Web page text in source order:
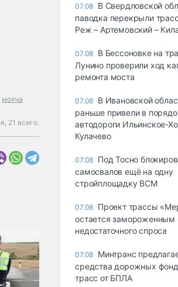
мохча
21 всего.
07.08 В Свердловской
паводка перекрыли
Реж – Артемовский –
07.08 В Бессоновке на
Лунино проверили ход
ремонта моста
07.08 В Ивановской
раньше привели в
автодороги Ильинское-
Кулачево
07.08 Под Тосно
самосвалов ещё на одну
стройплощадку ВСМ
07.08 Проект трассы
остается замороженным
недостаточного спроса
07.08 Минтранс
средства дорожных
трасс от БПЛА